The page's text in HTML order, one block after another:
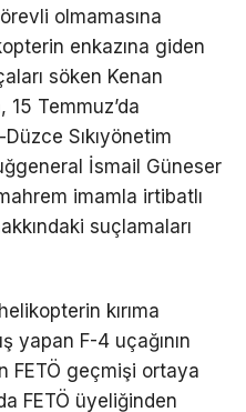
olmamasına
enkazına giden
söken Kenan
15 Temmuz’da
Sıkıyönetim
İsmail Güneser
imamla irtibatlı
suçlamaları
kırıma
yapan F-4 uçağının
FETÖ geçmişi ortaya
FETÖ üyeliğinden